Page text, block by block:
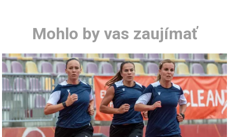
Mohlo by vas zaujímať